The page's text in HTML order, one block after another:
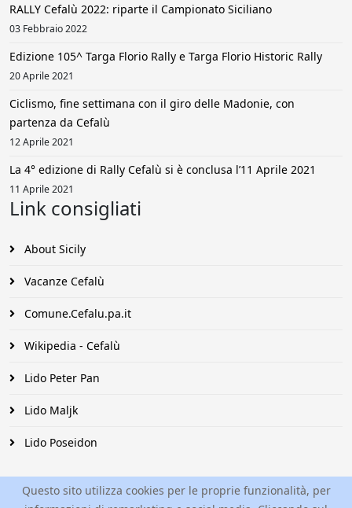
RALLY Cefalù 2022: riparte il Campionato Siciliano
03 Febbraio 2022
Edizione 105^ Targa Florio Rally e Targa Florio Historic Rally
20 Aprile 2021
Ciclismo, fine settimana con il giro delle Madonie, con
partenza da Cefalù
12 Aprile 2021
La 4° edizione di Rally Cefalù si è conclusa l’11 Aprile 2021
11 Aprile 2021
Link consigliati
About Sicily
Vacanze Cefalù
Comune.Cefalu.pa.it
Wikipedia - Cefalù
Lido Peter Pan
Lido Maljk
Lido Poseidon
Questo sito utilizza cookies per le proprie funzionalità, per